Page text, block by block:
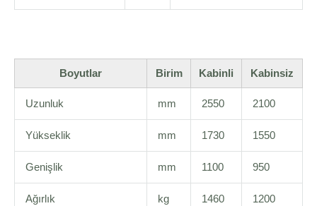
Boyutlar Birim Kabinli Kabinsiz
Uzunluk mm 2550 2100
Yükseklik mm 1730 1550
Genişlik mm 1100 950
Ağırlık kg 1460 1200